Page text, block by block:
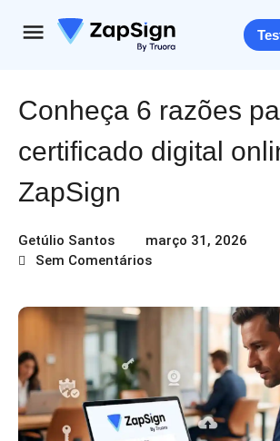
Conheça 6 razões
certificado digital
ZapSign
Getúlio Santos
março 31, 2026
Sem Comentários